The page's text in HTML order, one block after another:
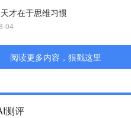
才在于思维习惯
04
阅读更多内容，狠戳这里
测评